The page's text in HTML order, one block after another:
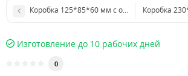
Коробка 125*85*60 мм с откидной крышкой
Изготовление до 10 рабочих дней
0